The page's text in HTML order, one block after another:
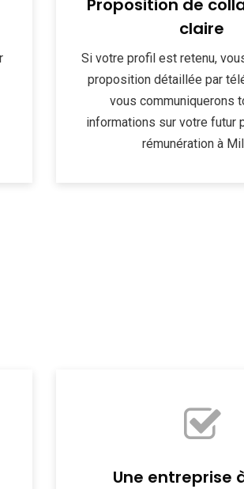
Proposition de
claire
Si votre profil est retenu,
proposition détaillée par
vous communiquerons
informations sur votre futur
rémunération à
Une entreprise